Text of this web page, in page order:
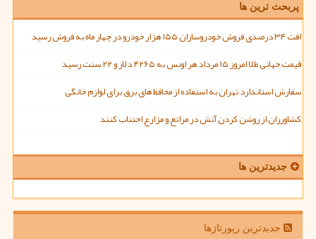
پربحث ترین ها
افت ۳۴ درصدی فروش خودروسازان ۱۵۵ هزار خودرو در چهار ماه به فروش رسید
قیمت جهانی طلا امروز ۱۵ مرداد هر اونس به ۴۲۶۵ دلار و ۲۲ سنت رسید
سفارش استاندارد تهران به استفاده از محافظ های برق برای لوازم خانگی
کشاورزان از روشن کردن آتش در مراتع و مزارع اجتناب کنند
جدیدترین ها
جدیدترین رپورتاژها